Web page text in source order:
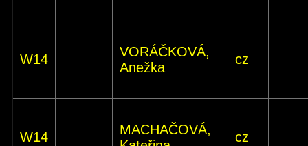
W14
VORÁČKOVÁ,
Anežka
cz
W14
MACHAČOVÁ,
cz